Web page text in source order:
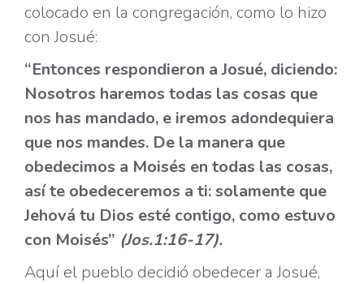
colocado en la congregación, como lo hizo
con Josué:
“Entonces respondieron a Josué, diciendo:
Nosotros haremos todas las cosas que
nos has mandado, e iremos adondequiera
que nos mandes. De la manera que
obedecimos a Moisés en todas las cosas,
así te obedeceremos a ti: solamente que
Jehová tu Dios esté contigo, como estuvo
con Moisés” (Jos.1:16-17).
Aquí el pueblo decidió obedecer a Josué,